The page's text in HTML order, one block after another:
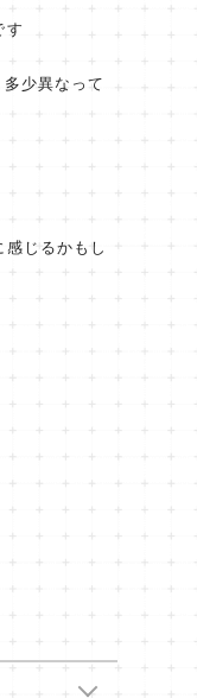
す
少異なって
じるかもし